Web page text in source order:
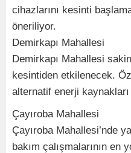
cihazlarını kesinti
öneriliyor.
Demirkapı Mahallesi
Demirkapı Mahallesi
kesintiden etkilenecek.
alternatif enerji
Çayıroba Mahallesi
Çayıroba Mahallesi’nde
bakım çalışmalarının en